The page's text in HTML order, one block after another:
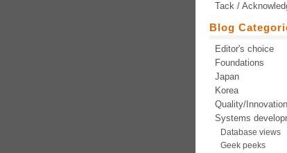
Tack /
Blog
Editor's choice
Foundations
Japan
Korea
Quality/Innovation
Systems
Database views
Geek peeks